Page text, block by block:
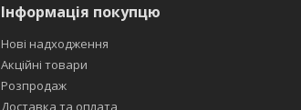
Інформація покупцю
Нові надходження
Акційні товари
Розпродаж
Доставка та оплата